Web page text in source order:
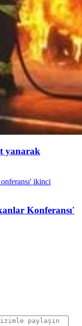
yanarak
Konferansı'